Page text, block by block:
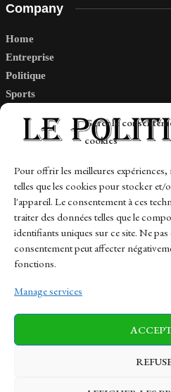
Gérer le
cookies
Pour offrir les meilleures
telles que les cookies pour stocker
l'appareil. Le consentement à ces
traiter des données telles que le
identifiants uniques sur ce site. Ne
consentement peut affecter
fonctions.
Manage services
Company
Home
Entreprise
Politique
Sports
Links
Contact
Sitemap
News Finance-
Business Tech Health